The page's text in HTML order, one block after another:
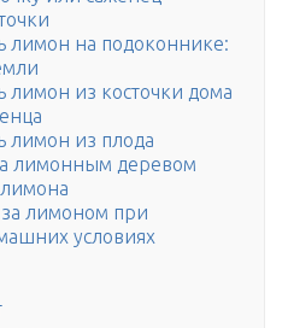
лимон на подоконнике:
лимон из косточки дома
лимон из плода
лимонным деревом
лимоном при
условиях